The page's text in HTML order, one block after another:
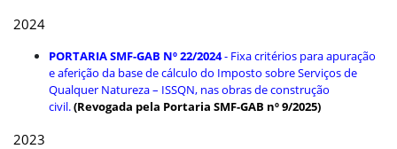
2024
PORTARIA SMF-GAB Nº 22/2024- Fixa critérios para apuração
e aferição da base de cálculo do Imposto sobre Serviços de
Qualquer Natureza – ISSQN, nas obras de construção
civil.(Revogada pela Portaria SMF-GAB nº 9/2025)
2023